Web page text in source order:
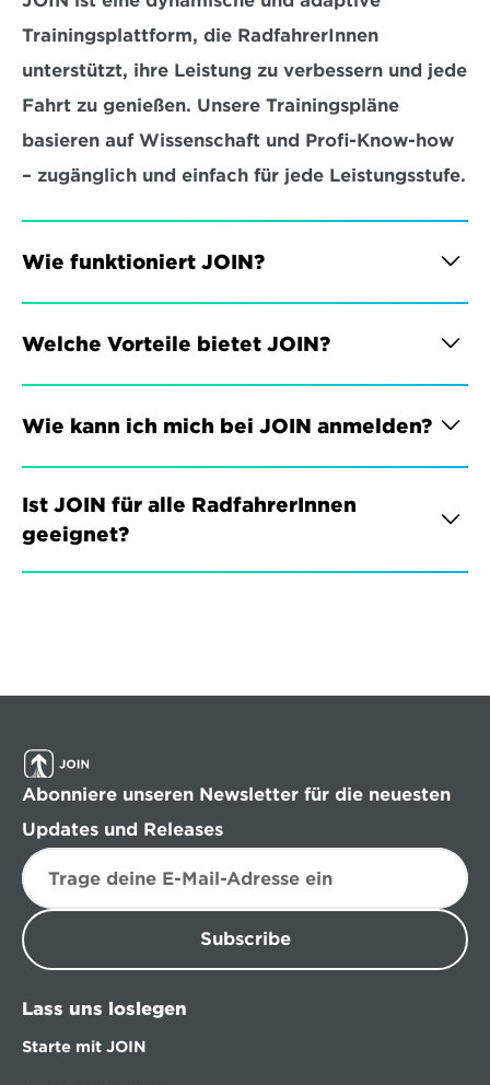
Trainingsplattform, die RadfahrerInnen
unterstützt, ihre Leistung zu verbessern und jede
Fahrt zu genießen. Unsere Trainingspläne
basieren auf Wissenschaft und Profi-Know-how
– zugänglich und einfach für jede Leistungsstufe.
Wie funktioniert JOIN?
Welche Vorteile bietet JOIN?
Wie kann ich mich bei JOIN anmelden?
Ist JOIN für alle RadfahrerInnen
geeignet?
Abonniere unseren Newsletter für die neuesten
Updates und Releases
Subscribe
Lass uns loslegen
Starte mit JOIN